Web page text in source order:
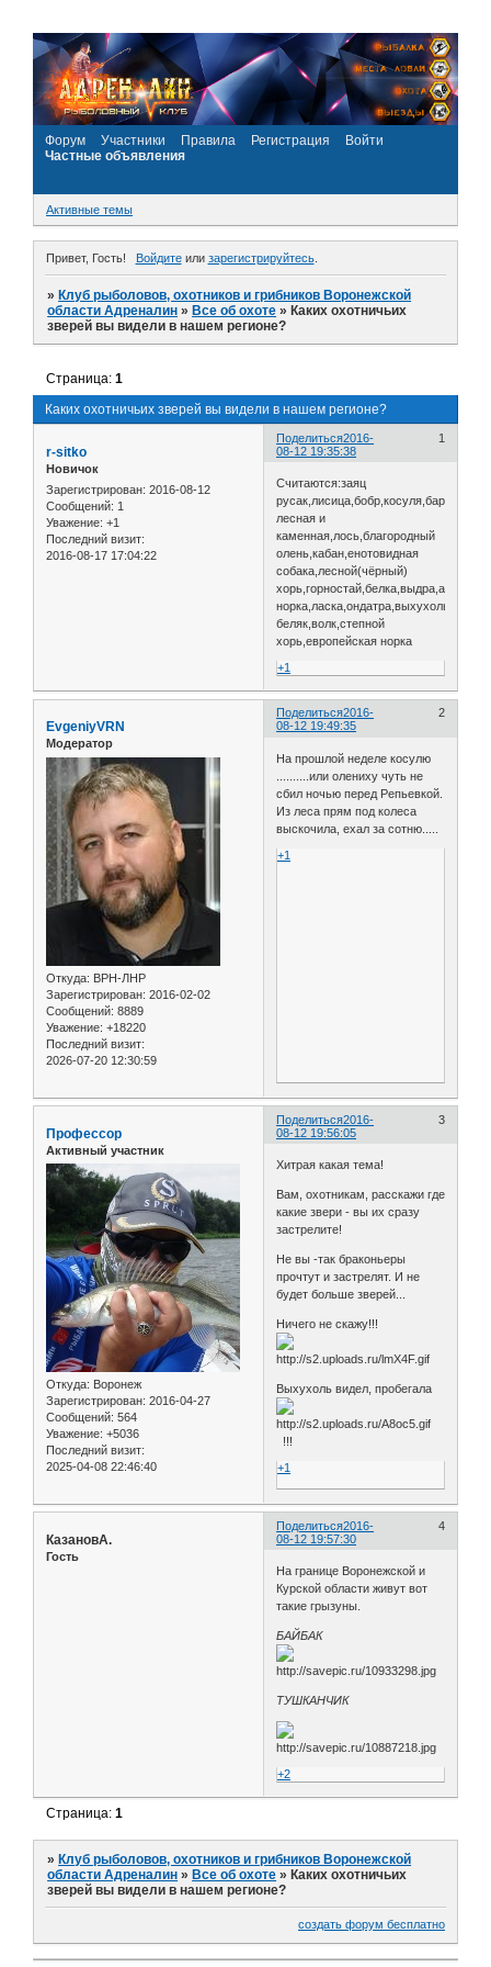
Форум Участники Правила Регистрация
Войти
Частные объявления
Активные темы
Привет, Гость! Войдитеили зарегистрируйтесь.
»Клуб рыболовов, охотников и грибников Воронежской
области Адреналин »Все об охоте »Каких охотничьих
зверей вы видели в нашем регионе?
Каких охотничьих зверей вы видели в нашем регионе?
Страница:1
Поделиться 1
2016-
08-12 19:35:38
r-sitko
Новичок
Зарегистрирован: 2016-08-12
Сообщений: 1
Уважение: +1
Последний визит:
2016-08-17 17:04:22
Считаются:заяц
лесная и
каменная,лось,благородный
олень,кабан,енотовидная
собака,лесной(чёрный)
норка,ласка,ондатра,выхухоль,заяц
беляк,волк,степной
хорь,европейская норка
+1
Поделиться 2
2016-
08-12 19:49:35
EvgeniyVRN
Модератор
Откуда: ВРН-ЛНР
Зарегистрирован: 2016-02-02
Сообщений: 8889
Уважение: +18220
Последний визит:
2026-07-20 12:30:59
На прошлой неделе косулю
..........или олениху чуть не
сбил ночью перед Репьевкой.
Из леса прям под колеса
выскочила, ехал за сотню.....
+1
Поделиться 3
2016-
08-12 19:56:05
Профессор
Активный участник
Откуда: Воронеж
Зарегистрирован: 2016-04-27
Сообщений: 564
Уважение: +5036
Последний визит:
2025-04-08 22:46:40
Хитрая какая тема!
Вам, охотникам, расскажи где
какие звери - вы их сразу
застрелите!
Не вы -так браконьеры
прочтут и застрелят. И не
будет больше зверей...
Ничего не скажу!!!
Выхухоль видел, пробегала
!!!
+1
Поделиться 4
2016-
08-12 19:57:30
КазановА.
Гость
На границе Воронежской и
Курской области живут вот
такие грызуны.
БАЙБАК
ТУШКАНЧИК
+2
Страница:1
» Клуб рыболовов, охотников и грибников Воронежской
области Адреналин » Все об охоте » Каких охотничьих
зверей вы видели в нашем регионе?
создать форум бесплатно